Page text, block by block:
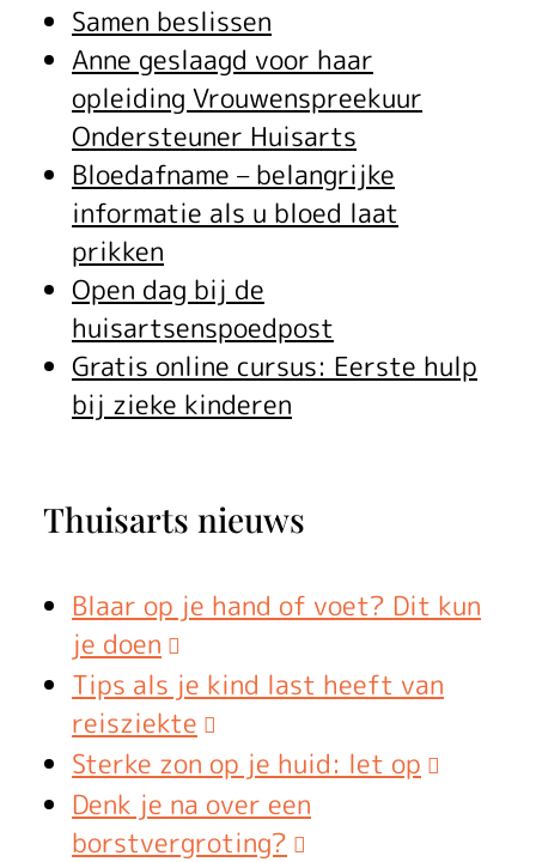
Samen beslissen
Anne geslaagd voor haar
opleiding Vrouwenspreekuur
Ondersteuner Huisarts
Bloedafname – belangrijke
informatie als u bloed laat
prikken
Open dag bij de
huisartsenspoedpost
Gratis online cursus: Eerste hulp
bij zieke kinderen
Thuisarts nieuws
Blaar op je hand of voet? Dit kun
je doen
Tips als je kind last heeft van
reisziekte
Sterke zon op je huid: let op
Denk je na over een
borstvergroting?